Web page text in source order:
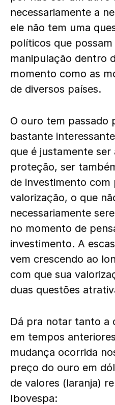
necessariamente a
ele não tem uma
políticos que
manipulação dentro
momento como as
de diversos países.
O ouro tem passado
bastante
que é justamente
proteção, ser
de investimento com
valorização, o que
necessariamente
no momento de
investimento. A
vem crescendo ao
com que sua
duas questões
Dá pra notar tanto a
em tempos
mudança ocorrida
preço do ouro em
de valores (laranja)
Ibovespa: